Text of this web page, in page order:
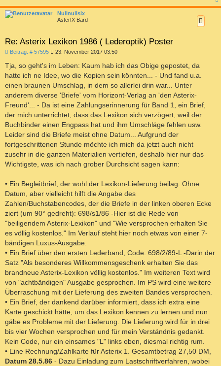
a
Nullnullsix
AsterIX Bard
Re: Asterix Lexikon 1986 ( Lederoptik) Poster
Beitrag: # 57595B
r
a
g
23. November 2017 03:50
Tja, so geht's im Leben: Kaum hab ich das Obige gepostet, da
hatte ich ne Idee, wo die Kopien sein könnten... - Und fand u.a.
einen braunen Umschlag, in dem so allerlei drin war... Unter
anderem diverse 'Briefe' vom Horizont-Verlag an 'den Asterix-
Freund'... - Da ist eine Zahlungserinnerung für Band 1, ein Brief,
der mich unterrichtet, dass das Lexikon sich verzögert, weil der
Buchbinder einen Engpass hat und ihm Umschläge fehlen usw.
Leider sind die Briefe meist ohne Datum... Aufgrund der
fortgeschrittenen Stunde möchte ich mich da jetzt auch nicht
zusehr in die ganzen Materialien vertiefen, deshalb hier nur das
Wichtigste, was ich nach grober Durchsicht sagen kann:
• Ein Begleitbrief, der wohl der Lexikon-Lieferung beilag. Ohne
Datum, aber vielleicht hilft die Angabe des
Zahlen/Buchstabencodes, der die Briefe in der linken oberen Ecke
ziert (um 90° gedreht): 698/s1/86 -Hier ist die Rede von
"beiligendem Asterix-Lexikon" und "Wie versprochen erhalten Sie
es völlig kostenlos." Im Verlauf steht hier noch etwas von einer 7-
bändigen Luxus-Ausgabe.
• Ein Brief über den ersten Lederband, Code: 698/2/89-L -Darin der
Satz "Als besonderes Willkommensgeschenk erhalten Sie das
brandneue Asterix-Lexikon völlig kostenlos." Im weiteren Text wird
von "achtbändigen" Ausgabe gesprochen. Im PS wird eine weitere
Überraschung mit der Lieferung des zweiten Bandes versprochen.
• Ein Brief, der dankend darüber informiert, dass ich extra eine
Karte geschickt hätte, um das Lexikon kennen zu lernen und nun
gäbe es Probleme mit der Lieferung. Die Lieferung wird für in drei
bis vier Wochen versprochen und für mein Verständnis gedankt.
Kein Code, nur ein einsames "L" links oben, diesmal richtig rum.
• Eine Rechnung/Zahlkarte für Asterix 1. Gesamtbetrag 27,50 DM,
Datum 28.5.86 - Dazu Einladung zum Lastschriftverfahren, wobei